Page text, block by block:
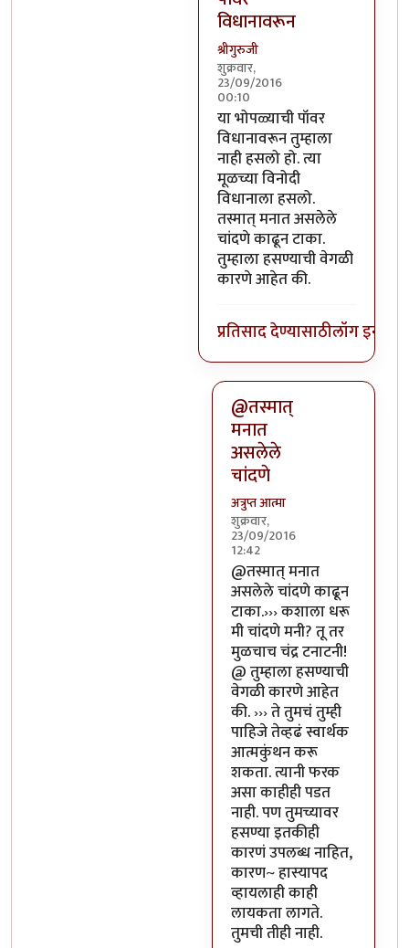
विधानावरून
श्रीगुरुजी
शुक्रवार,
23/09/2016
00:10
In reply toवर सांगितलेला अर्थ
या भोपळ्याची पॉवर
विधानावरून तुम्हाला
नाही हसलो हो. त्या
मूळच्या विनोदी
विधानाला हसलो.
तस्मात् मनात असलेले
चांदणे काढून टाका.
तुम्हाला हसण्याची वेगळी
कारणे आहेत की.
प्रतिसाद देण्यासाठीलॉग इन करा
@तस्मात्
मनात
असलेले
चांदणे
अत्रुप्त आत्मा
शुक्रवार,
23/09/2016
12:42
In reply toया भोपळ्याची
@तस्मात् मनात
असलेले चांदणे काढून
टाका.››› कशाला धरू
मी चांदणे मनी? तू तर
मुळचाच चंद्र टनाटनी!
@ तुम्हाला हसण्याची
वेगळी कारणे आहेत
की. ››› ते तुमचं तुम्ही
पाहिजे तेव्हढं स्वार्थक
आत्मकुंथन करू
शकता. त्यानी फरक
असा काहीही पडत
नाही. पण तुमच्यावर
हसण्या इतकीही
कारणं उपलब्ध नाहित,
कारण~ हास्यापद
व्हायलाही काही
लायकता लागते.
तुमची तीही नाही.